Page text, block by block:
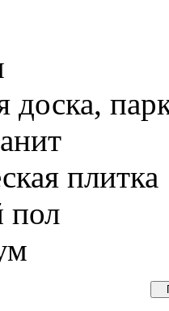
доска,
плитка
пол